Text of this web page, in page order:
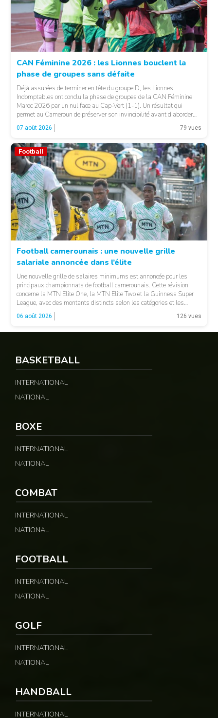
CAN Féminine 2026 : les Lionnes bouclent la
phase de groupes sans défaite
Déjà assurées de terminer en tête du groupe D, les Lionnes
Indomptables ont conclu la phase de groupes de la CAN Féminine
Maroc 2026 par un nul face au Cap-Vert (1-1). Un résultat qui
permet au Cameroun de préserver son invincibilité avant d’aborder
les choses sérieuses. Les Camerounaises ont rapidement pris le
contrôle des opérations […]
07 août 2026 79 vues
Football
Football camerounais : une nouvelle grille
salariale annoncée dans l’élite
Une nouvelle grille de salaires minimums est annoncée pour les
principaux championnats de football camerounais. Cette révision
concerne la MTN Elite One, la MTN Elite Two et la Guinness Super
League, avec des montants distincts selon les catégories et les
fonctions. LA SUITE APRÈS LA PUBLICITÉ Selon les informations
relayées par Allez Les Lions, […]
06 août 2026 126 vues
BASKETBALL
INTERNATIONAL
NATIONAL
BOXE
INTERNATIONAL
NATIONAL
COMBAT
INTERNATIONAL
NATIONAL
FOOTBALL
INTERNATIONAL
NATIONAL
GOLF
INTERNATIONAL
NATIONAL
HANDBALL
INTERNATIONAL